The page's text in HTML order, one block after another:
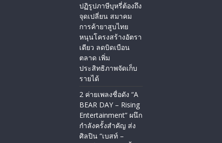
ปฏิรูปภาษีบุหรี่ต้องถึง
จุดเปลี่ยน สมาคม
การค้ายาสูบไทย
หนุนโครงสร้างอัตรา
เดียว ลดบิดเบือน
ตลาด เพิ่ม
ประสิทธิภาพจัดเก็บ
รายได้
2 ค่ายเพลงชื่อดัง “A
BEAR DAY – Rising
Entertainment” ผนึก
กำลังครั้งสำคัญ ส่ง
ศิลปิน “เบสท์ –